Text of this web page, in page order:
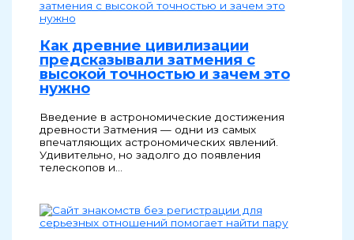
Как древние цивилизации
предсказывали затмения с
высокой точностью и зачем это
нужно
Введение в астрономические достижения
древности Затмения — одни из самых
впечатляющих астрономических явлений.
Удивительно, но задолго до появления
телескопов и…